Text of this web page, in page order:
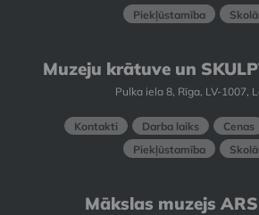
Piekļūstamība
Muzeju krātuve un
Pulka iela 8, Rīga, LV-1007,
Kontakti Darba laiks Cenas
Piekļūstamība
Mākslas muzejs